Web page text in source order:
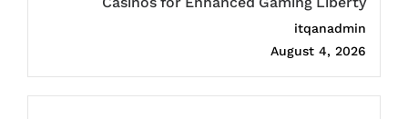
Casinos for Enhanced Gaming Liberty
itqanadmin
August 4, 2026